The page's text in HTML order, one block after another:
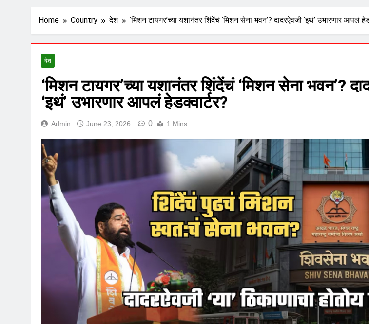
Home Country देश ‘मिशन टायगर’च्या यशानंतर शिंदेंचं ‘मिशन सेना भवन’? दादरऐवजी ‘इथं’ उभारणार आपलं
देश
‘मिशन टायगर’च्या यशानंतर शिंदेंचं ‘मिशन सेना भवन’?
‘इथं’ उभारणार आपलं हेडक्वार्टर?
Admin June 23, 2026 0 1 Mins